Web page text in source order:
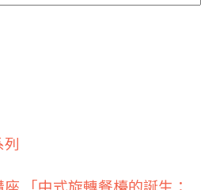
列
「中式旋轉餐檯的誕生：